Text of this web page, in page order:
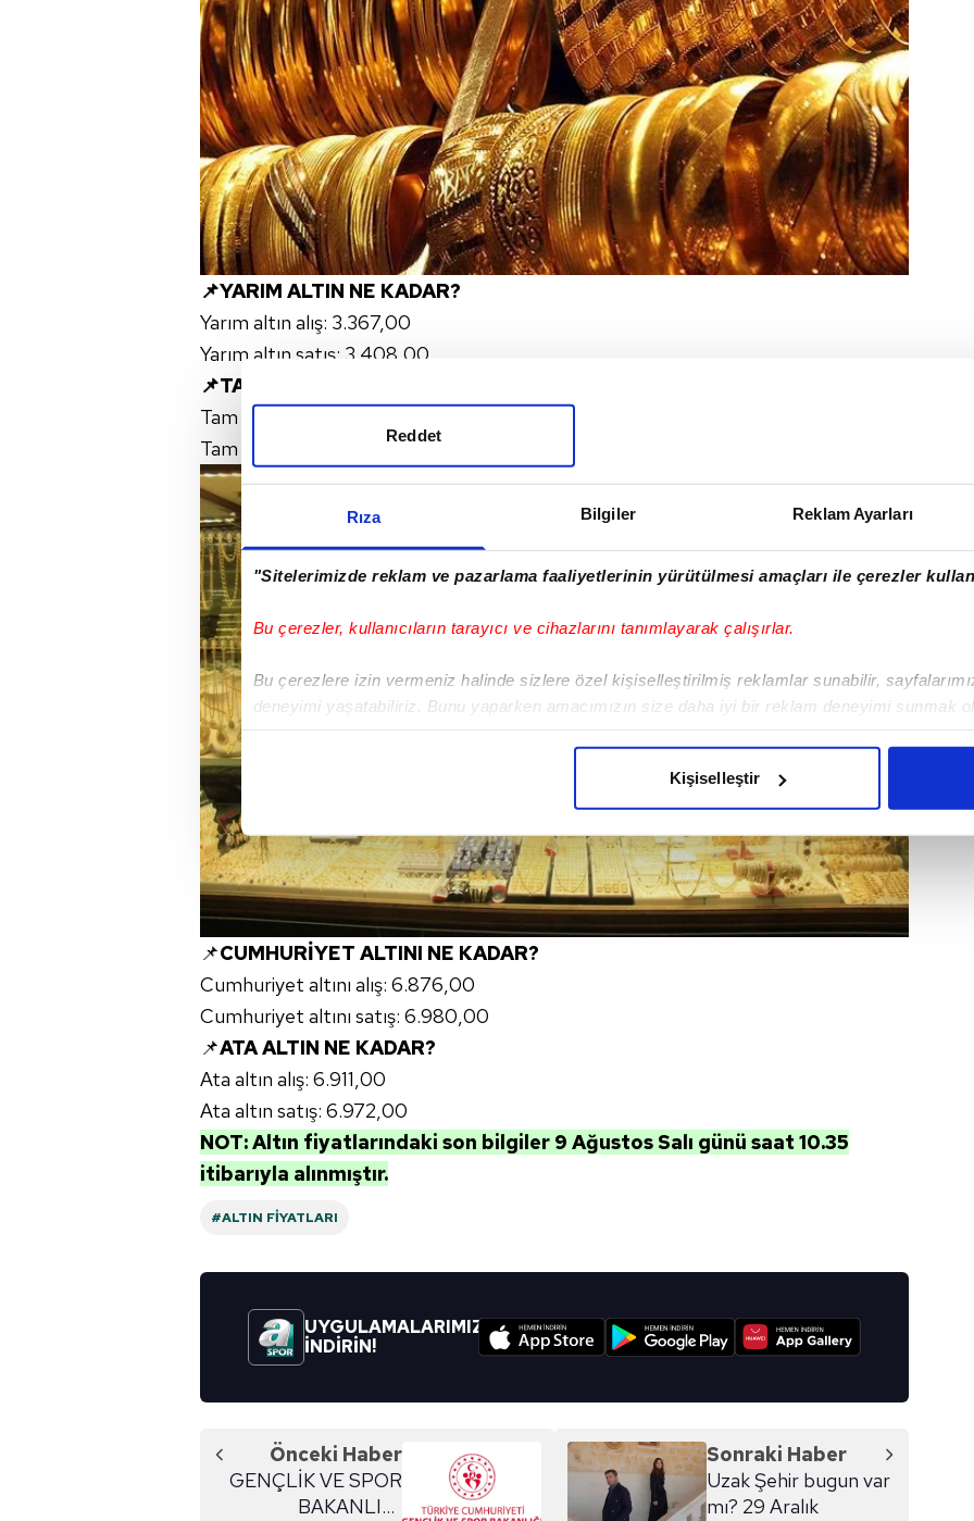
Rıza Bilgiler Reklam Ayarları
"Sitelerimizde reklam ve pazarlama faaliyetlerinin yürütülmesi amaçları ile çerezler
Bu çerezler, kullanıcıların tarayıcı ve cihazlarını tanımlayarak çalışırlar.
Bu çerezlere izin vermeniz halinde sizlere özel kişiselleştirilmiş reklamlar sunabilir,
deneyimi yaşatabiliriz. Bunu yaparken amacımızın size daha iyi bir reklam deneyimi sunmak
Her halükârda, kullanıcılar, bu çerezlere izin vermedikleri takdirde, kullanıcılara hedefli
Sizlere daha iyi bir hizmet sunabilmek için İnternet Sitemizde kendimize ve üçüncü kişilere ait
çerezler vasıtasıyla çeşitli kişisel verileriniz işlenmekte olup gerekli olan çerezler bilgi toplumu
amacıyla kullanılmaktadır. Diğer çerezler, sitemizin daha işlevsel kılınması ve
reklam/pazarlama faaliyetlerinin yapılması, amaçlarıyla sınırlı olarak açık rızanız dahilinde
Çerezlere ilişkin tercihlerinizi aşağıda yer alan panel vasıtasıyla belirleyebilirsiniz. Çerezlere
butonuna tıklayabilir,Çerez Bilgilendirme Metnimizi
6698 sayılı Kişisel Verilerin Korunması Kanunu uyarınca hazırlanmış Aydınlatma Metnimizi
mevzuata uygun olarak kullanılan çerezlerle ilgili bilgi almak için lütfen
Reddet
Kişiselleştir
📌YARIM ALTIN NE KADAR?
Yarım altın alış: 3.367,00
Yarım altın satış: 3.408,00
📌TAM ALTIN NE KADAR?
Tam altın alış: 6.734,00
Tam altın satış: 6.794,00
📌CUMHURİYET ALTINI NE KADAR?
Cumhuriyet altını alış: 6.876,00
Cumhuriyet altını satış: 6.980,00
📌ATA ALTIN NE KADAR?
Ata altın alış: 6.911,00
Ata altın satış: 6.972,00
NOT: Altın fiyatlarındaki son bilgiler 9 Ağustos Salı günü saat 10.35
itibarıyla alınmıştır.
#ALTIN FIYATLARI
UYGULAMALARIMIZI
İNDİRİN!
Önceki Haber
GENÇLİK VE SPOR
BAKANLIĞI
Sonraki Haber
Uzak Şehir bugun var
mı? 29 Aralık